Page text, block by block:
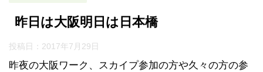
昨日は大阪明日は日本橋
投稿日： 2017年7月29日
昨夜の大阪ワーク、スカイプ参加の方や久々の方の参